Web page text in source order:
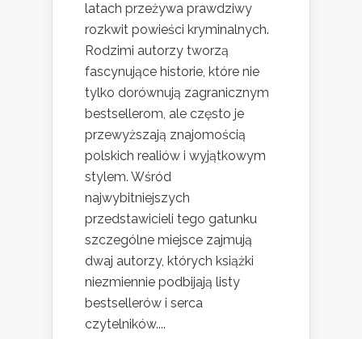
latach przeżywa prawdziwy
rozkwit powieści kryminalnych.
Rodzimi autorzy tworzą
fascynujące historie, które nie
tylko dorównują zagranicznym
bestsellerom, ale często je
przewyższają znajomością
polskich realiów i wyjątkowym
stylem. Wśród
najwybitniejszych
przedstawicieli tego gatunku
szczególne miejsce zajmują
dwaj autorzy, których książki
niezmiennie podbijają listy
bestsellerów i serca
czytelników....